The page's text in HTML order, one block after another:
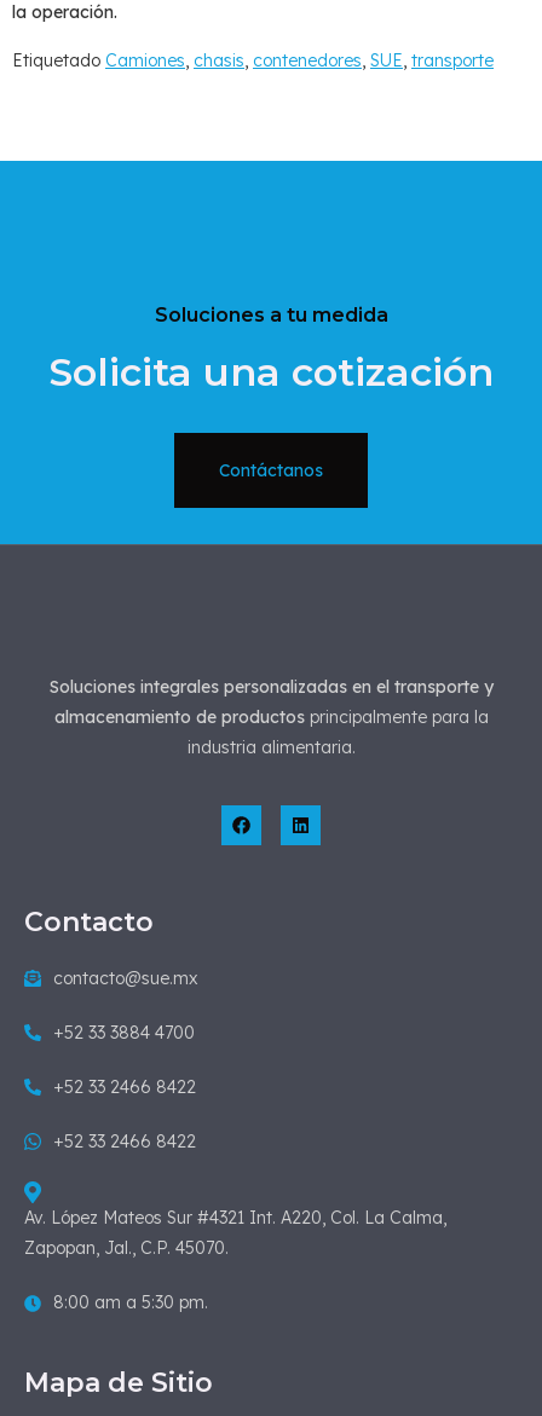
la operación.
Etiquetado Camiones, chasis, contenedores, SUE, transporte
Soluciones a tu medida
Solicita una cotización
Contáctanos
Soluciones integrales personalizadas en el transporte y
almacenamiento de productosprincipalmente para la
industria alimentaria.
Contacto
contacto@sue.mx
+52 33 3884 4700
+52 33 2466 8422
+52 33 2466 8422
Av. López Mateos Sur #4321 Int. A220, Col. La Calma,
Zapopan, Jal., C.P. 45070.
8:00 am a 5:30 pm.
Mapa de Sitio